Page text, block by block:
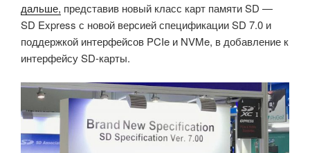
дальше, представив новый класс карт памяти SD —
SD Express с новой версией спецификации SD 7.0 и
поддержкой интерфейсов PCIe и NVMe, в добавление к
интерфейсу SD-карты.